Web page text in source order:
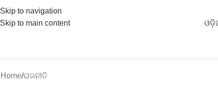
Skip to navigation
Skip to main content
Home ରାଜନୀତି